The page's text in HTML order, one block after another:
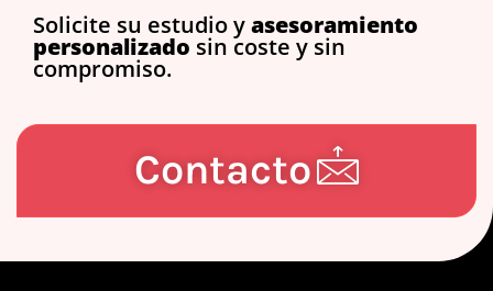
Solicite su estudio yasesoramiento
personalizado sin coste y sin
compromiso.
Contacto